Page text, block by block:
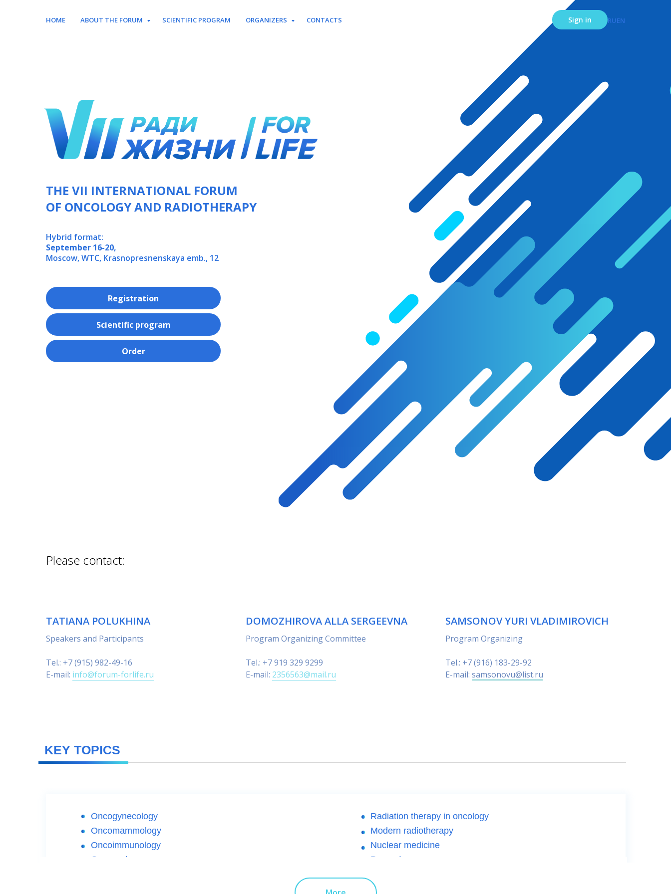
HOME ABOUT THE FORUM SCIENTIFIC PROGRAM ORGANIZERS CONTACTS Sign in RUEN
THE VII INTERNATIONAL FORUM
OF ONCOLOGY AND RADIOTHERAPY
Hybrid format:
September 16-20,
Moscow, WTC, Krasnopresnenskaya emb., 12
Registration
Scientific program
Order
Please contact:
TATIANA POLUKHINA
Speakers and Participants
Tel.: +7 (915) 982-49-16
E-mail: info@forum-forlife.ru
DOMOZHIROVA ALLA SERGEEVNA
Program Organizing Committee
Tel.: +7 919 329 9299
E-mail: 2356563@mail.ru
SAMSONOV YURI VLADIMIROVICH
Program Organizing
Tel.: +7 (916) 183-29-92
E-mail: samsonovu@list.ru
KEY TOPICS
Oncogynecology
Oncomammology
Oncoimmunology
Oncourology
Radiation therapy in oncology
Modern radiotherapy
Nuclear medicine
Радиофармпрепараты в диагностике и терапии
Медицинская визуализация